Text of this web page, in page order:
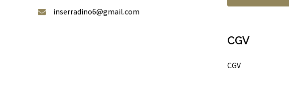
inserradino6@gmail.com
CGV
CGV